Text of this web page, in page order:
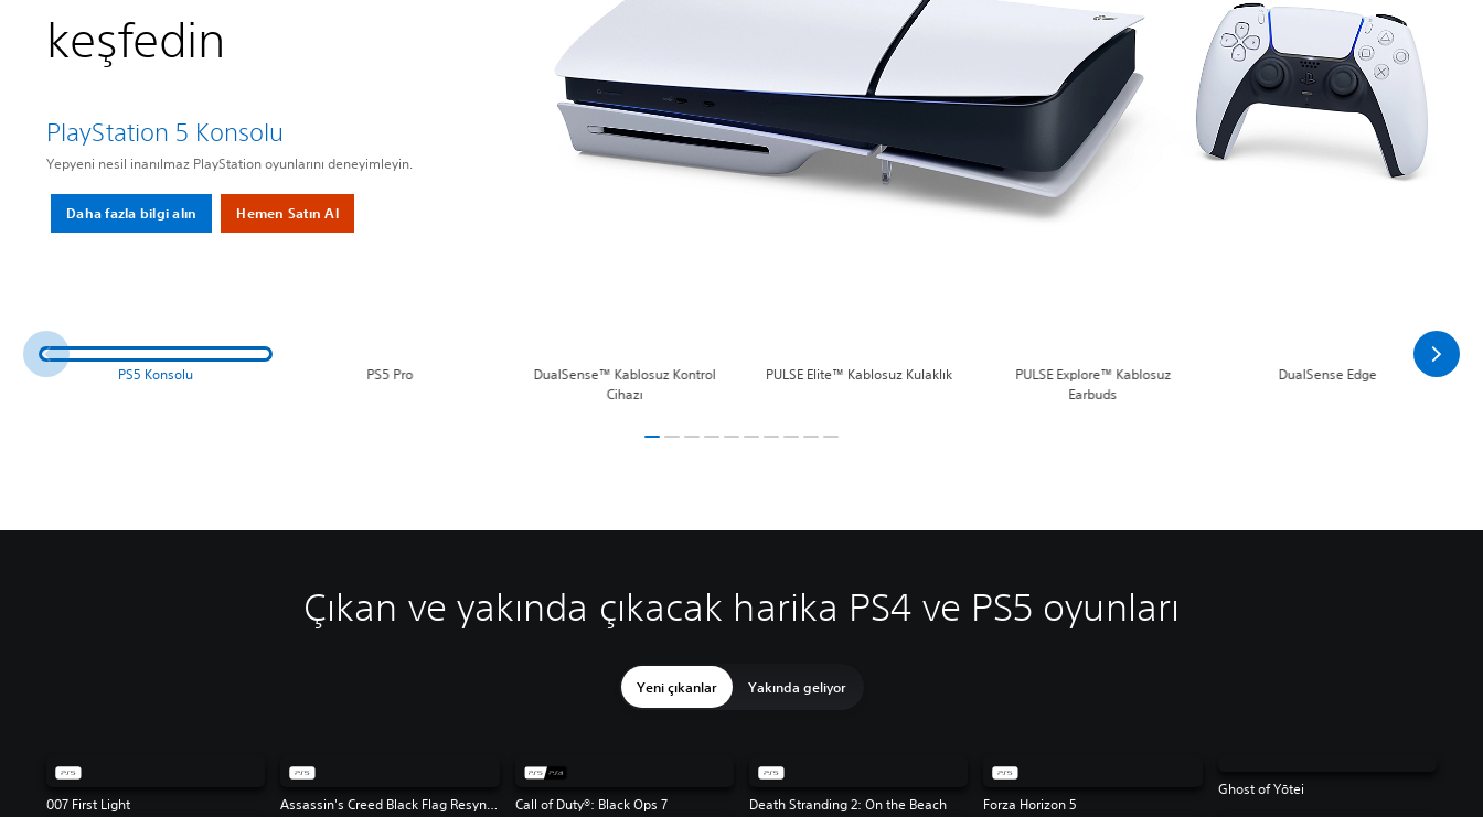
keşfedin
PlayStation 5 Konsolu
Yepyeni nesil inanılmaz PlayStation oyunlarını deneyimleyin.
Daha fazla bilgi alın Hemen Satın Al
PS5 Konsolu PS5 Pro
DualSense™ Kablosuz Kontrol
Cihazı
PULSE Elite™ Kablosuz Kulaklık
PULSE Explore™ Kablosuz
Earbuds
DualSense Edge
Çıkan ve yakında çıkacak harika PS4 ve PS5 oyunları
Yeni çıkanlar Yakında geliyor
007 First Light Assassin's Creed Black Flag Resynced Call of Duty®: Black Ops 7 Death Stranding 2: On the Beach Forza Horizon 5
Ghost of Yōtei